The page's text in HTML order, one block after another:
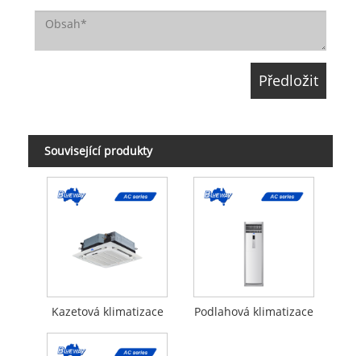
Související produkty
Kazetová klimatizace Podlahová klimatizace